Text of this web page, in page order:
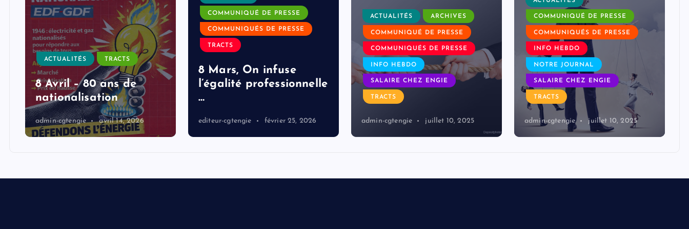
ACTUALITÉS TRACTS
8 Avril – 80 ans de
nationalisation
admin-cgtengie avril 14, 2026
COMMUNIQUÉ DE PRESSE
COMMUNIQUÉS DE PRESSE
TRACTS
8 Mars, On infuse
l’égalité professionnelle
…
editeur-cgtengie février 25, 2026
ACTUALITÉS ARCHIVES
COMMUNIQUÉ DE PRESSE
COMMUNIQUÉS DE PRESSE
INFO HEBDO
SALAIRE CHEZ ENGIE
TRACTS
admin-cgtengie juillet 10, 2025
COMMUNIQUÉ DE PRESSE
COMMUNIQUÉS DE PRESSE
INFO HEBDO
NOTRE JOURNAL
SALAIRE CHEZ ENGIE
TRACTS
admin-cgtengie juillet 10, 2025